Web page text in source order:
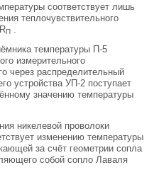
соответствует лишь
теплочувствительного
П
температуры П-5
измерительного
через распределительный
устройства УП-2 поступает
значению температуры
никелевой проволоки
изменению температуры
за счёт геометрии сопла
собой сопло Лаваля